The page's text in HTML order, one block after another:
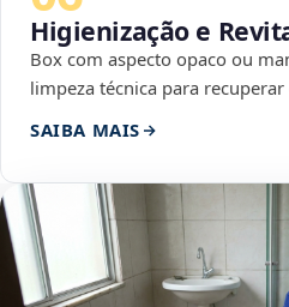
Higienização e
Box com aspecto opaco ou
limpeza técnica para
SAIBA MAIS